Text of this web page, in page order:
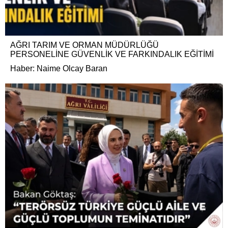
AĞRI TARIM VE ORMAN MÜDÜRLÜĞÜ
PERSONELİNE GÜVENLİK VE FARKINDALIK EĞİTİMİ
Haber: Naime Olcay Baran